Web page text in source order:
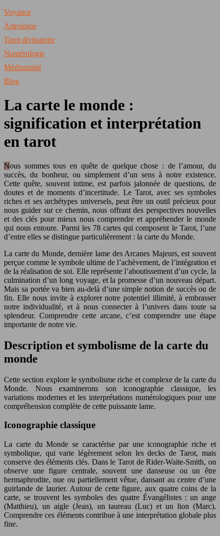
Voyance
Astrologie
Tarot divinatoire
Numérologie
Médiumnité
Blog
La carte le monde :
signification et interprétation
en tarot
Nous sommes tous en quête de quelque chose : de l’amour, du
succès, du bonheur, ou simplement d’un sens à notre existence.
Cette quête, souvent intime, est parfois jalonnée de questions, de
doutes et de moments d’incertitude. Le Tarot, avec ses symboles
riches et ses archétypes universels, peut être un outil précieux pour
nous guider sur ce chemin, nous offrant des perspectives nouvelles
et des clés pour mieux nous comprendre et appréhender le monde
qui nous entoure. Parmi les 78 cartes qui composent le Tarot, l’une
d’entre elles se distingue particulièrement : la carte du Monde.
La carte du Monde, dernière lame des Arcanes Majeurs, est souvent
perçue comme le symbole ultime de l’achèvement, de l’intégration et
de la réalisation de soi. Elle représente l’aboutissement d’un cycle, la
culmination d’un long voyage, et la promesse d’un nouveau départ.
Mais sa portée va bien au-delà d’une simple notion de succès ou de
fin. Elle nous invite à explorer notre potentiel illimité, à embrasser
notre individualité, et à nous connecter à l’univers dans toute sa
splendeur. Comprendre cette arcane, c’est comprendre une étape
importante de notre vie.
Description et symbolisme de la carte du
monde
Cette section explore le symbolisme riche et complexe de la carte du
Monde. Nous examinerons son iconographie classique, les
variations modernes et les interprétations numérologiques pour une
compréhension complète de cette puissante lame.
Iconographie classique
La carte du Monde se caractérise par une iconographie riche et
symbolique, qui varie légèrement selon les decks de Tarot, mais
conserve des éléments clés. Dans le Tarot de Rider-Waite-Smith, on
observe une figure centrale, souvent une danseuse ou un être
hermaphrodite, nue ou partiellement vêtue, dansant au centre d’une
guirlande de laurier. Autour de cette figure, aux quatre coins de la
carte, se trouvent les symboles des quatre Évangélistes : un ange
(Matthieu), un aigle (Jean), un taureau (Luc) et un lion (Marc).
Comprendre ces éléments contribue à une interprétation globale plus
fine.